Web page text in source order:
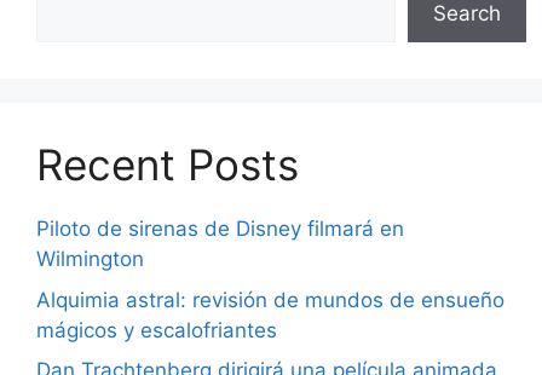
Search
Recent Posts
Piloto de sirenas de Disney filmará en
Wilmington
Alquimia astral: revisión de mundos de ensueño
mágicos y escalofriantes
Dan Trachtenberg dirigirá una película animada